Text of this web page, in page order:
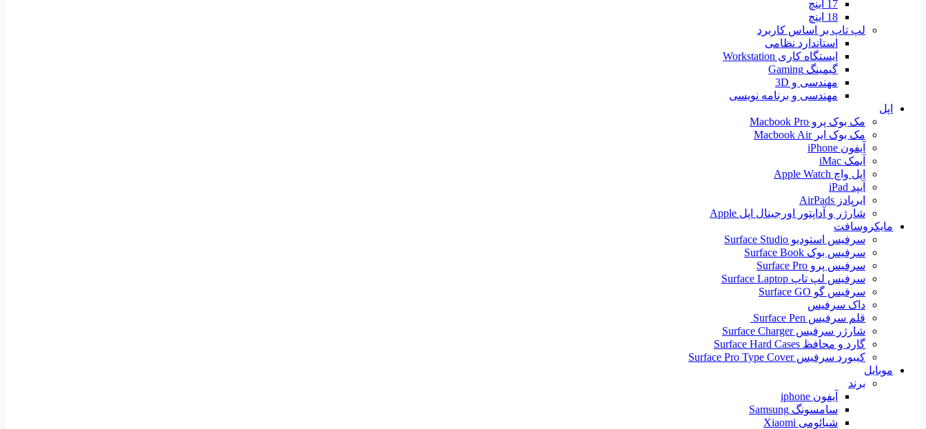
17 اینچ
18 اینچ
لپ تاپ بر اساس کاربرد
استاندارد نظامی
ایستگاه کاری Workstation
گیمینگ Gaming
مهندسی و 3D
مهندسی و برنامه نویسی
اپل
مک بوک پرو Macbook Pro
مک بوک ایر Macbook Air
آیفون iPhone
آیمک iMac
اپل واچ Apple Watch
آیپد iPad
ایرپادز AirPads
شارژر و آداپتور اورجینال اپل Apple
مایکروسافت
سرفیس استودیو Surface Studio
سرفیس بوک Surface Book
سرفیس پرو Surface Pro
سرفیس لپ تاپ Surface Laptop
سرفیس گو Surface GO
داک سرفیس
قلم سرفیس Surface Pen
شارژر سرفیس Surface Charger
گارد و محافظ Surface Hard Cases
کیبورد سرفیس Surface Pro Type Cover
موبایل
برند
آیفون iphone
سامسونگ Samsung
شیائومی Xiaomi